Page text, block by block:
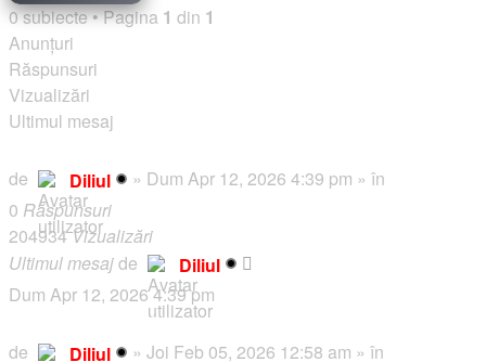
0 subiecte•Pagina 1 din 1
Anunţuri
Răspunsuri
Vizualizări
Ultimul mesaj
de Diliul » Dum Apr 12, 2026 4:39 pm » în
0 Răspunsuri
204934Vizualizări
Ultimul mesajde
Diliul
Dum Apr 12, 2026 4:39 pm
🎧 RadioMynele.ro – Hituri NON-STOP! 🎉🔥
de Diliul » Joi Feb 05, 2026 12:58 am » în